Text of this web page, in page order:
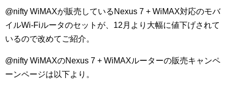
@nifty WiMAXが販売しているNexus 7 + WiMAX対応のモバ
イルWi-Fiルータのセットが、12月より大幅に値下げされて
いるので改めてご紹介。
@nifty WiMAXのNexus 7 + WiMAXルーターの販売キャンペ
ーンページは以下より。